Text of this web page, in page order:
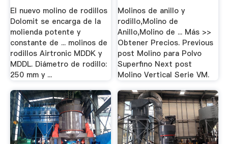
El nuevo molino de rodillos
Dolomit se encarga de la
molienda potente y
constante de ... molinos de
rodillos Airtronic MDDK y
MDDL. Diámetro de rodillo:
250 mm y ...
Molinos de anillo y
rodillo,Molino de
Anillo,Molino de ... Más >>
Obtener Precios. Previous
post Molino para Polvo
Superfino Next post
Molino Vertical Serie VM.